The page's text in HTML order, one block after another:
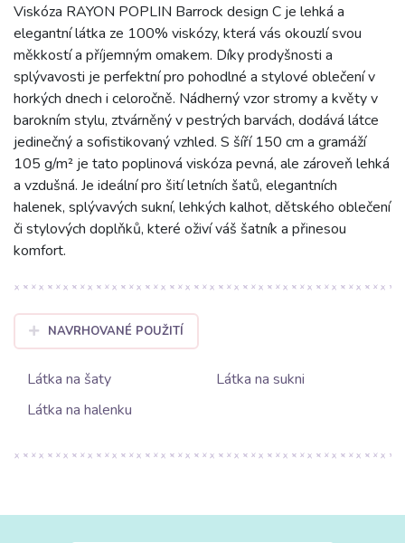
Viskóza RAYON POPLIN Barrock design C je lehká a
elegantní látka ze 100% viskózy, která vás okouzlí svou
měkkostí a příjemným omakem. Díky prodyšnosti a
splývavosti je perfektní pro pohodlné a stylové oblečení v
horkých dnech i celoročně. Nádherný vzor stromy a květy v
barokním stylu, ztvárněný v pestrých barvách, dodává látce
jedinečný a sofistikovaný vzhled. S šíří 150 cm a gramáží
105 g/m² je tato poplinová viskóza pevná, ale zároveň lehká
a vzdušná. Je ideální pro šití letních šatů, elegantních
halenek, splývavých sukní, lehkých kalhot, dětského oblečení
či stylových doplňků, které oživí váš šatník a přinesou
komfort.
NAVRHOVANÉ POUŽITÍ
Látka na šaty
Látka na sukni
Látka na halenku